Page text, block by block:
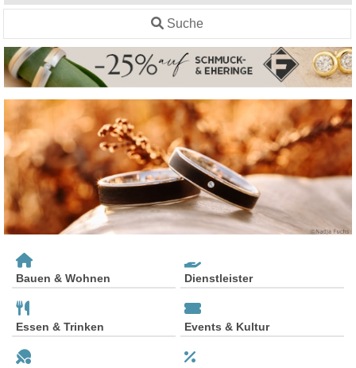
Suche
Bauen & Wohnen Dienstleister
Essen & Trinken Events & Kultur